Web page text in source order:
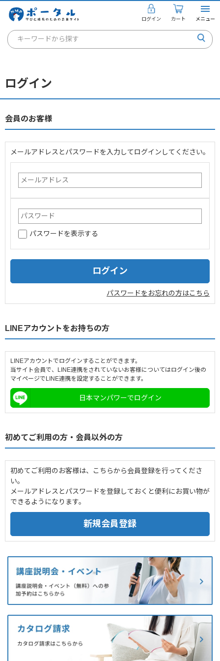
ログイン カート メニュー
キーワードから探す
通信講座
講座を探す
個人のお客様
法人のお客様
企業情報
採用情報
ログイン
会員のお客様
メールアドレスとパスワードを入力してログインしてください。
パスワードを表示する
パスワードをお忘れの方はこちら
LINEアカウントをお持ちの方
LINEアカウントでログインすることができます。
当サイト会員で、LINE連携をされていないお客様についてはログイン後の
マイページでLINE連携を設定することができます。
日本マンパワーでログイン
初めてご利用の方・会員以外の方
初めてご利用のお客様は、こちらから会員登録を行ってくださ
い。
メールアドレスとパスワードを登録しておくと便利にお買い物が
できるようになります。